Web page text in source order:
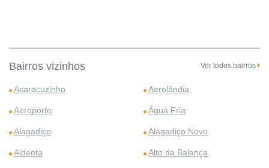
Bairros vizinhos Ver todos bairros
Acaracuzinho Aerolândia
Aeroporto Água Fria
Alagadiço Alagadiço Novo
Aldeota Alto da Balança